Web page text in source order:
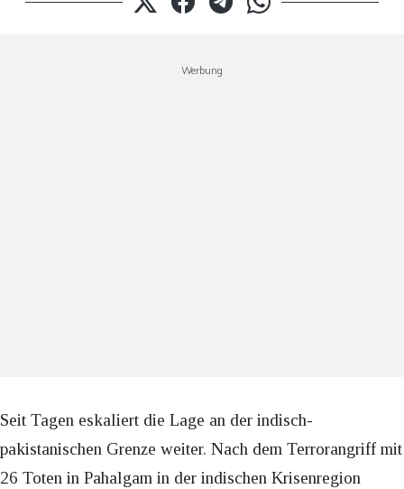
Werbung
Seit Tagen eskaliert die Lage an der indisch-
pakistanischen Grenze weiter. Nach dem Terrorangriff mit
26 Toten in Pahalgam in der indischen Krisenregion